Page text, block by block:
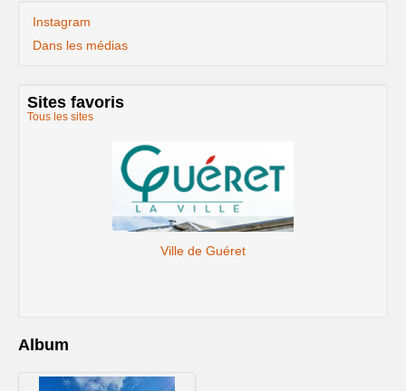
Instagram
Dans les médias
Sites favoris
Tous les sites
Le site de la Fédération Française de Tennis
Album